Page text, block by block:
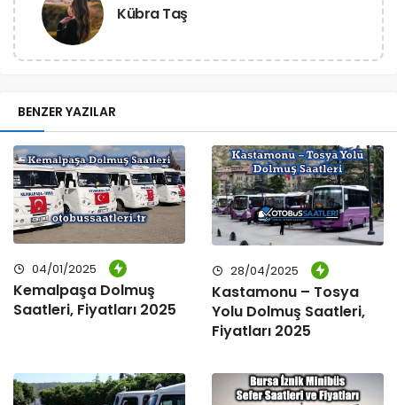
Kübra Taş
BENZER YAZILAR
04/01/2025
Kemalpaşa Dolmuş
Saatleri, Fiyatları 2025
28/04/2025
Kastamonu – Tosya
Yolu Dolmuş Saatleri,
Fiyatları 2025